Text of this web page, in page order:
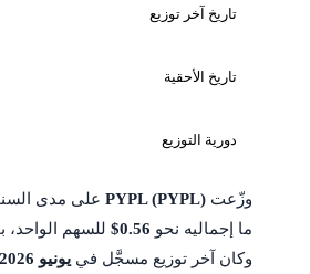
تاريخ آخر توزيع
تاريخ الأحقية
دورية التوزيع
وزّعت PYPL (PYPL)
ما إجماليه نحو $0.56للسهم الواحد،
وكان آخر توزيع مسجَّل في يونيو 2026 .